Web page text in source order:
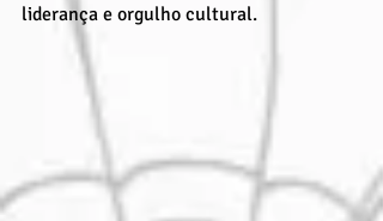
liderança e orgulho cultural.